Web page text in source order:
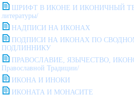
ШРИФТ В ИКОНЕ И ИКОНИЧНЫЙ
литературы/
НАДПИСИ НА ИКОНАХ
ПОДПИСИ НА ИКОНАХ ПО
ПОДЛИННИКУ
ПРАВОСЛАВИЕ, ЯЗЫЧЕСТВО,
Православной Традиции/
ИКОНА И ИНОКИ
ИКОНАТА И МОНАСИТЕ